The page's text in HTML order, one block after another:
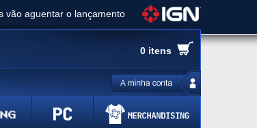
vão aguentar o lançamento
vai receber novo conteúdo
Ghost of Yotei - Análise
Delta: Snake Eater - Análise
para o Fallout Day
0 itens